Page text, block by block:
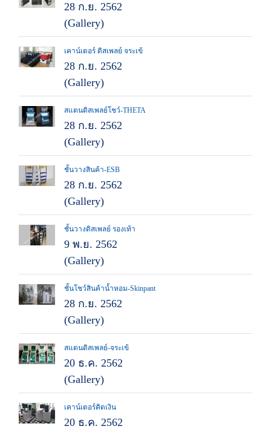
28 ก.ย. 2562
(Gallery)
เคาน์เตอร์ ดิสเพลย์ จระเข้
28 ก.ย. 2562
(Gallery)
สแตนดิสเพลย์โชว์-THETA
28 ก.ย. 2562
(Gallery)
ชั้นวางสินค้า-ESB
28 ก.ย. 2562
(Gallery)
ชั้นวางดิสเพลย์ รองเท้า
9 พ.ย. 2562
(Gallery)
ชั้นโชว์สินค้าน้ำหอม-Skinpant
28 ก.ย. 2562
(Gallery)
สแตนดิสเพลย์-จระเข้
20 ธ.ค. 2562
(Gallery)
เคาน์เตอร์คิดเงิน
20 ธ.ค. 2562